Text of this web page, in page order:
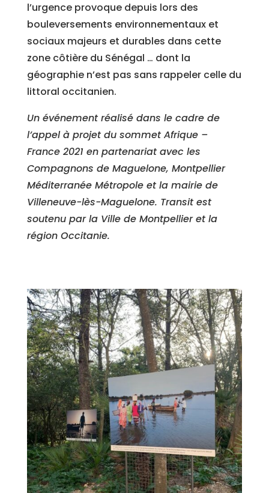
l’urgence provoque depuis lors des
bouleversements environnementaux et
sociaux majeurs et durables dans cette
zone côtière du Sénégal … dont la
géographie n’est pas sans rappeler celle du
littoral occitanien.
Un événement réalisé dans le cadre de
l’appel à projet du sommet Afrique –
France 2021 en partenariat avec les
Compagnons de Maguelone, Montpellier
Méditerranée Métropole et la mairie de
Villeneuve-lès-Maguelone. Transit est
soutenu par la Ville de Montpellier et la
région Occitanie.